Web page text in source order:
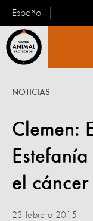
Español
Animal
Clemen:
el cáncer
NOTICIAS
23 febrero 2015